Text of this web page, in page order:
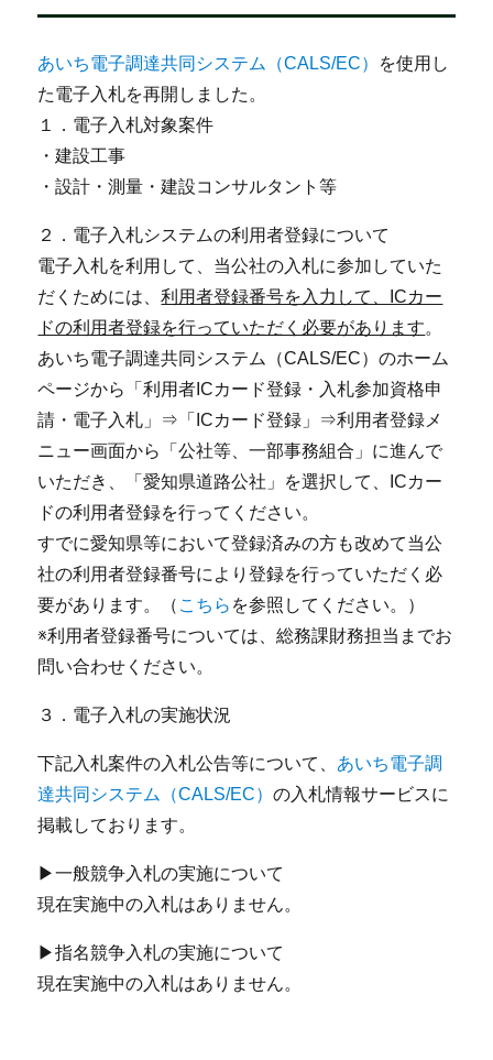
あいち電子調達共同システム（CALS/EC） を使用し
た電子入札を再開しました。
１．電子入札対象案件
・建設工事
・設計・測量・建設コンサルタント等
２．電子入札システムの利用者登録について
電子入札を利用して、当公社の入札に参加していた
だくためには、利用者登録番号を入力して、ICカー
ドの利用者登録を行っていただく必要があります。
あいち電子調達共同システム（CALS/EC）のホーム
ページから「利用者ICカード登録・入札参加資格申
請・電子入札」⇒「ICカード登録」⇒利用者登録メ
ニュー画面から「公社等、一部事務組合」に進んで
いただき、「愛知県道路公社」を選択して、ICカー
ドの利用者登録を行ってください。
すでに愛知県等において登録済みの方も改めて当公
社の利用者登録番号により登録を行っていただく必
要があります。（ こちら を参照してください。）
※利用者登録番号については、総務課財務担当までお
問い合わせください。
３．電子入札の実施状況
下記入札案件の入札公告等について、 あいち電子調
達共同システム（CALS/EC）の入札情報サービスに
掲載しております。
▶一般競争入札の実施について
現在実施中の入札はありません。
▶指名競争入札の実施について
現在実施中の入札はありません。